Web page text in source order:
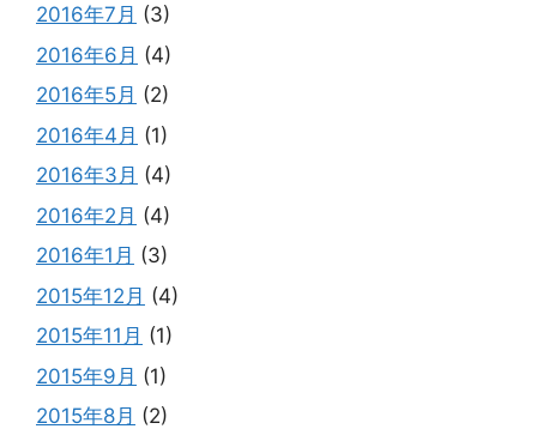
2016年7月 (3)
2016年6月 (4)
2016年5月 (2)
2016年4月 (1)
2016年3月 (4)
2016年2月 (4)
2016年1月 (3)
2015年12月 (4)
2015年11月 (1)
2015年9月 (1)
2015年8月 (2)